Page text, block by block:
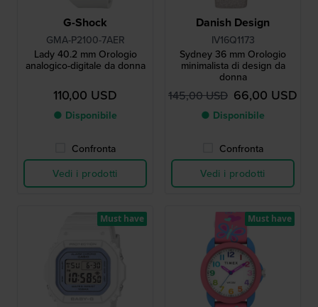
G-Shock
GMA-P2100-7AER
Lady 40.2 mm Orologio
analogico-digitale da donna
110,00 USD
● Disponibile
Confronta
Vedi i prodotti
Danish Design
IV16Q1173
Sydney 36 mm Orologio
minimalista di design da
donna
145,00 USD 66,00 USD
● Disponibile
Confronta
Vedi i prodotti
Must have Must have